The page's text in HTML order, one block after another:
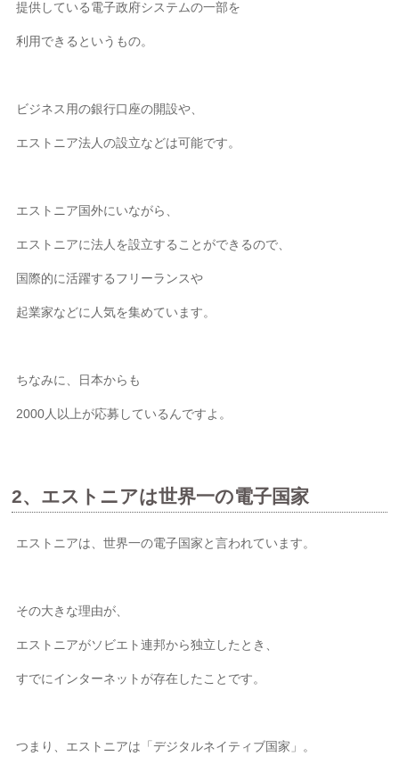
提供している電子政府システムの一部を
利用できるというもの。
ビジネス用の銀行口座の開設や、
エストニア法人の設立などは可能です。
エストニア国外にいながら、
エストニアに法人を設立することができるので、
国際的に活躍するフリーランスや
起業家などに人気を集めています。
ちなみに、日本からも
2000人以上が応募しているんですよ。
2、エストニアは世界一の電子国家
エストニアは、世界一の電子国家と言われています。
その大きな理由が、
エストニアがソビエト連邦から独立したとき、
すでにインターネットが存在したことです。
つまり、エストニアは「デジタルネイティブ国家」。